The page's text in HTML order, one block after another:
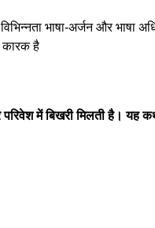
भाषा-अर्जन और भाषा
कारक है
परिवेश में बिखरी मिलती है। यह